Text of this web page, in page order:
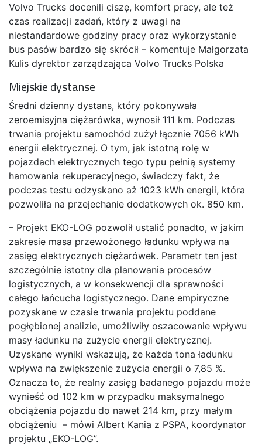
Volvo Trucks docenili ciszę, komfort pracy, ale też
czas realizacji zadań, który z uwagi na
niestandardowe godziny pracy oraz wykorzystanie
bus pasów bardzo się skrócił – komentuje Małgorzata
Kulis dyrektor zarządzająca Volvo Trucks Polska
Miejskie dystanse
Średni dzienny dystans, który pokonywała
zeroemisyjna ciężarówka, wynosił 111 km. Podczas
trwania projektu samochód zużył łącznie 7056 kWh
energii elektrycznej. O tym, jak istotną rolę w
pojazdach elektrycznych tego typu pełnią systemy
hamowania rekuperacyjnego, świadczy fakt, że
podczas testu odzyskano aż 1023 kWh energii, która
pozwoliła na przejechanie dodatkowych ok. 850 km.
– Projekt EKO-LOG pozwolił ustalić ponadto, w jakim
zakresie masa przewożonego ładunku wpływa na
zasięg elektrycznych ciężarówek. Parametr ten jest
szczególnie istotny dla planowania procesów
logistycznych, a w konsekwencji dla sprawności
całego łańcucha logistycznego. Dane empiryczne
pozyskane w czasie trwania projektu poddane
pogłębionej analizie, umożliwiły oszacowanie wpływu
masy ładunku na zużycie energii elektrycznej.
Uzyskane wyniki wskazują, że każda tona ładunku
wpływa na zwiększenie zużycia energii o 7,85 %.
Oznacza to, że realny zasięg badanego pojazdu może
wynieść od 102 km w przypadku maksymalnego
obciążenia pojazdu do nawet 214 km, przy małym
obciążeniu – mówi Albert Kania z PSPA, koordynator
projektu „EKO-LOG”.